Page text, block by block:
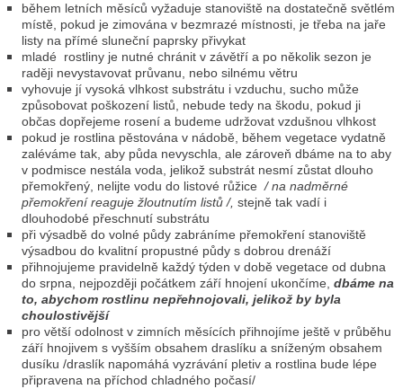
během letních měsíců vyžaduje stanoviště na dostatečně světlém
místě, pokud je zimována v bezmrazé místnosti, je třeba na jaře
listy na přímé sluneční paprsky přivykat
mladé rostliny je nutné chránit v závětří a po několik sezon je
raději nevystavovat průvanu, nebo silnému větru
vyhovuje jí vysoká vlhkost substrátu i vzduchu, sucho může
způsobovat poškození listů, nebude tedy na škodu, pokud ji
občas dopřejeme rosení a budeme udržovat vzdušnou vlhkost
pokud je rostlina pěstována v nádobě, během vegetace vydatně
zaléváme tak, aby půda nevyschla, ale zároveň dbáme na to aby
v podmisce nestála voda, jelikož substrát nesmí zůstat dlouho
přemokřený, nelijte vodu do listové růžice/ na nadměrné
přemokření reaguje žloutnutím listů /, stejně tak vadí i
dlouhodobé přeschnutí substrátu
při výsadbě do volné půdy zabráníme přemokření stanoviště
výsadbou do kvalitní propustné půdy s dobrou drenáží
přihnojujeme pravidelně každý týden v době vegetace od dubna
do srpna, nejpozději počátkem září hnojení ukončíme, dbáme na
to, abychom rostlinu nepřehnojovali, jelikož by byla
choulostivější
pro větší odolnost v zimních měsících přihnojíme ještě v průběhu
září hnojivem s vyšším obsahem draslíku a sníženým obsahem
dusíku /draslík napomáhá vyzrávání pletiv a rostlina bude lépe
připravena na příchod chladného počasí/